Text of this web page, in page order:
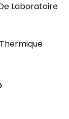
Laboratoire